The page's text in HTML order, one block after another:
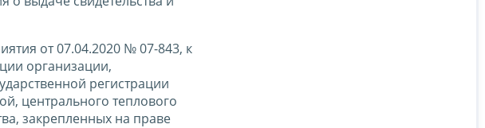
от 07.04.2020 № 07-843, к
организации,
регистрации
центрального теплового
закрепленных на праве